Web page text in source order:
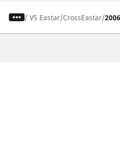
/ V5 Eastar CrossEastar 2006